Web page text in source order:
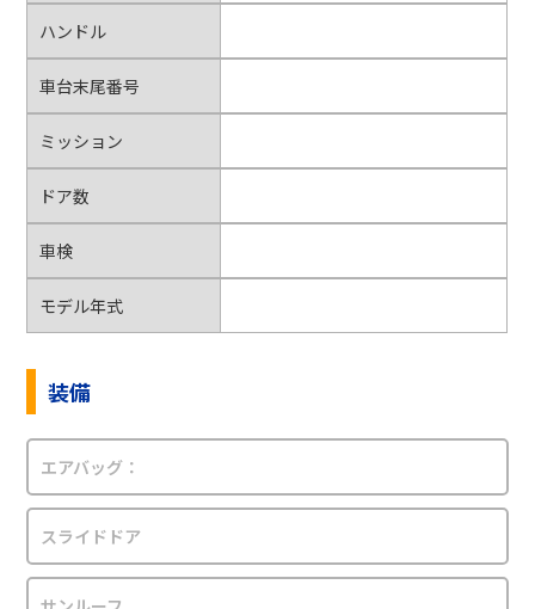
ハンドル
車台末尾番号
ミッション
ドア数
車検
モデル年式
装備
エアバッグ：
スライドドア